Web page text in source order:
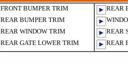
FRONT BUMPER TRIM
REAR BUMPER TRIM
REAR WINDOW TRIM
REAR GATE LOWER TRIM
REAR
REAR
REAR